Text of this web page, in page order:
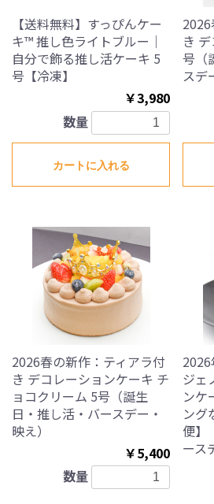
【送料無料】すっぴんケー
キ™ 推し色ライトブルー｜
自分で飾る推し活ケーキ 5
号【冷凍】
￥3,980
数量
カートに入れる
き
号（
スデ
2026春の新作：ティアラ付
き デコレーションケーキ チ
ョコクリーム 5号（誕生
日・推し活・バースデー・
映え）
￥5,400
数量
ジェ
ンケ
ング
便】
ース